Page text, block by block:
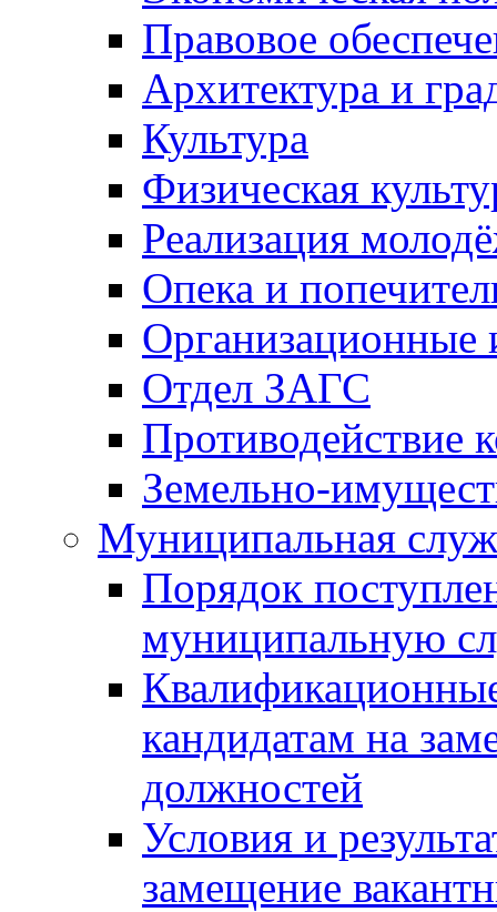
Правовое
Архитектура и
Культура
Физическая
Реализация
Опека и
Отдел ЗАГС
Противодействие
Земельно-
Муниципальная
Порядок
муниципальную
кандидатам на
должностей
Условия и
замещение